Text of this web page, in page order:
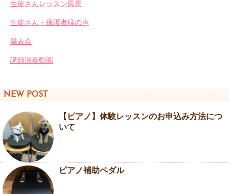
生徒さんレッスン風景
生徒さん・保護者様の声
発表会
講師演奏動画
NEW POST
【ピアノ】体験レッスンのお申込み方法につ
いて
ピアノ補助ペダル